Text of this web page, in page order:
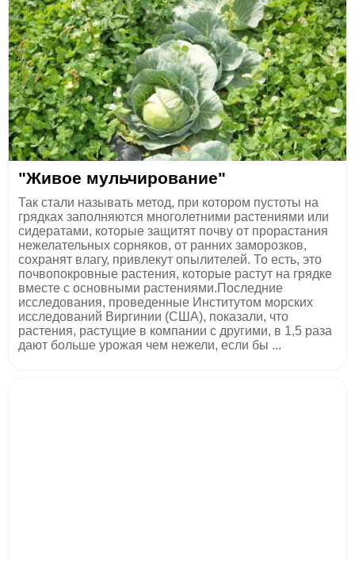
"Живое мульчирование"
Так стали называть метод, при котором пустоты на
грядках заполняются многолетними растениями или
сидератами, которые защитят почву от прорастания
нежелательных сорняков, от ранних заморозков,
сохранят влагу, привлекут опылителей. То есть, это
почвопокровные растения, которые растут на грядке
вместе с основными растениями.Последние
исследования, проведенные Институтом морских
исследований Виргинии (США), показали, что
растения, растущие в компании с другими, в 1,5 раза
дают больше урожая чем нежели, если бы ...